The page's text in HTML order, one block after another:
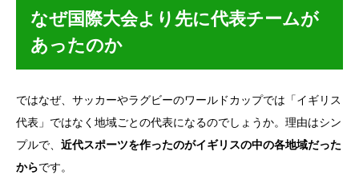
なぜ国際大会より先に代表チームが
あったのか
ではなぜ、サッカーやラグビーのワールドカップでは「イギリス
代表」ではなく地域ごとの代表になるのでしょうか。理由はシン
プルで、 近代スポーツを作ったのがイギリスの中の各地域だった
からです。